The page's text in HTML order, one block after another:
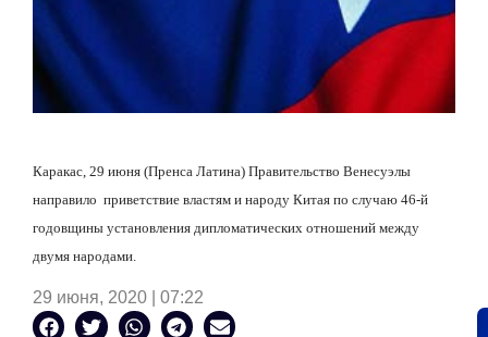
Каракас, 29 июня (Пренса Латина) Правительство Венесуэлы
направило приветствие властям и народу Китая по случаю 46-й
годовщины установления дипломатических отношений между
двумя народами.
29 июня, 2020 | 07:22